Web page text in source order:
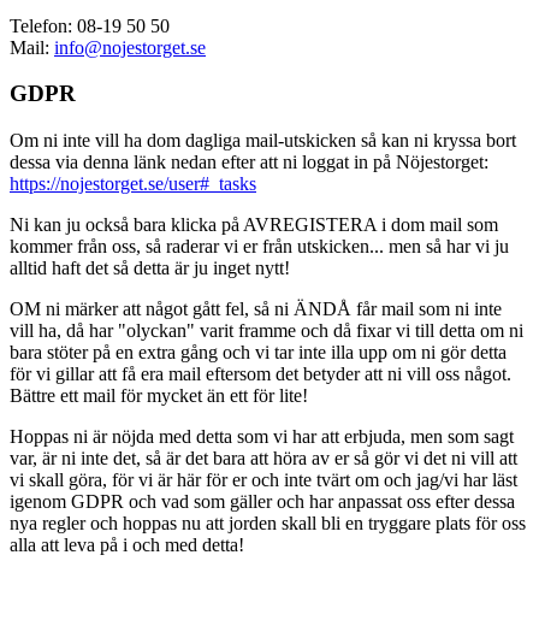
Telefon: 08-19 50 50
Mail: info@nojestorget.se
GDPR
Om ni inte vill ha dom dagliga mail-utskicken så kan ni kryssa bort
dessa via denna länk nedan efter att ni loggat in på Nöjestorget:
https://nojestorget.se/user#_tasks
Ni kan ju också bara klicka på AVREGISTERA i dom mail som
kommer från oss, så raderar vi er från utskicken... men så har vi ju
alltid haft det så detta är ju inget nytt!
OM ni märker att något gått fel, så ni ÄNDÅ får mail som ni inte
vill ha, då har "olyckan" varit framme och då fixar vi till detta om ni
bara stöter på en extra gång och vi tar inte illa upp om ni gör detta
för vi gillar att få era mail eftersom det betyder att ni vill oss något.
Bättre ett mail för mycket än ett för lite!
Hoppas ni är nöjda med detta som vi har att erbjuda, men som sagt
var, är ni inte det, så är det bara att höra av er så gör vi det ni vill att
vi skall göra, för vi är här för er och inte tvärt om och jag/vi har läst
igenom GDPR och vad som gäller och har anpassat oss efter dessa
nya regler och hoppas nu att jorden skall bli en tryggare plats för oss
alla att leva på i och med detta!